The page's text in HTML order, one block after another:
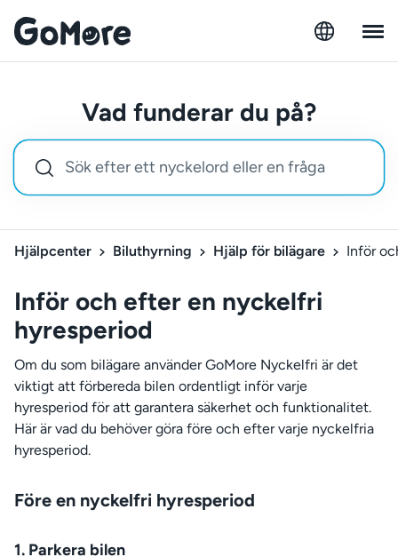
Vad funderar du på?
Hjälpcenter Biluthyrning Hjälp för bilägare Inför
Inför och efter en nyckelfri
hyresperiod
Om du som bilägare använder GoMore Nyckelfri är det
viktigt att förbereda bilen ordentligt inför varje
hyresperiod för att garantera säkerhet och funktionalitet.
Här är vad du behöver göra före och efter varje nyckelfria
hyresperiod.
Före en nyckelfri hyresperiod
1. Parkera bilen